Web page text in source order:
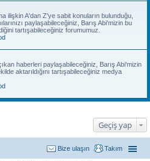
ilişkin A'dan Z'ye sabit konuların bulunduğu,
paylaşabileceğiniz, Barış Abi'mizin bu
tartışabileceğiniz forumumuz.
haberleri paylaşabileceğiniz, Barış Abi'mizin
aktarıldığını tartışabileceğiniz medya
Geçiş yap
Takım
Bize ulaşın